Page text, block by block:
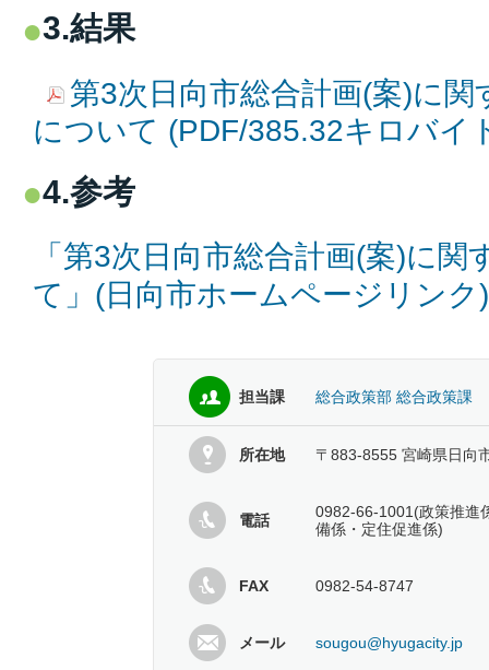
3.結果
第3次日向市総合計画(案)に
について (PDF/385.32キロバイ
4.参考
「第3次日向市総合計画(案)に
て」(日向市ホームページリンク)
担当課 総合政策部 総合政策課
所在地 〒883-8555 宮崎県日向
電話
0982-66-1001(政策推進
備係・定住促進係)
FAX 0982-54-8747
メール sougou@hyugacity.jp